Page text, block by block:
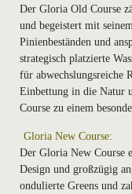
Der Gloria Old Course
und begeistert mit
Pinienbeständen und
strategisch platzierte
für abwechslungsreiche
Einbettung in die Natur
Course zu einem
Gloria New Course:
Der Gloria New Course
Design und großzügig
ondulierte Greens und